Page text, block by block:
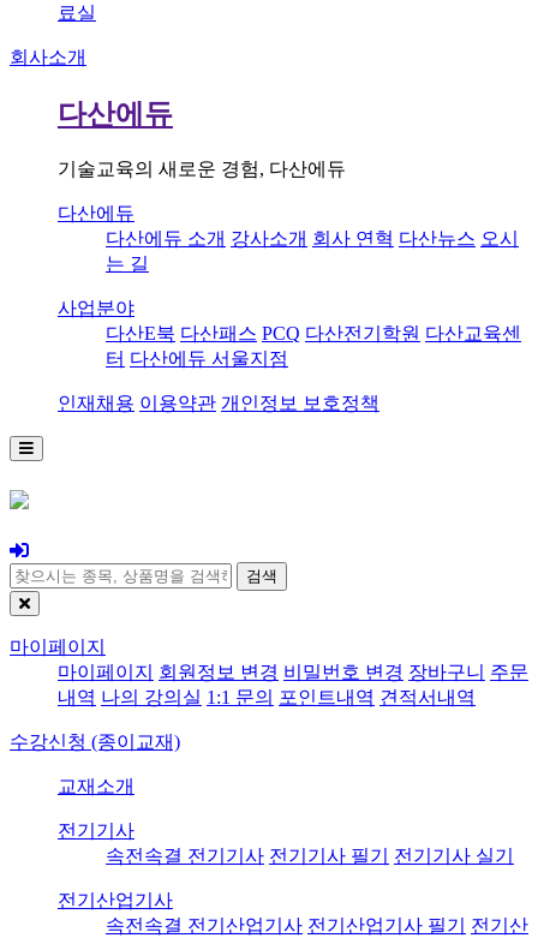
료실
회사소개
다산에듀
기술교육의 새로운 경험, 다산에듀
다산에듀
다산에듀 소개 강사소개 회사 연혁 다산뉴스 오시
는 길
사업분야
다산E북 다산패스 PCQ 다산전기학원 다산교육센
터 다산에듀 서울지점
인재채용 이용약관 개인정보 보호정책
검색
마이페이지
마이페이지
회원정보 변경 비밀번호 변경 장바구니 주문
내역 나의 강의실 1:1 문의 포인트내역 견적서내역
수강신청 (종이교재)
교재소개
전기기사
속전속결 전기기사 전기기사 필기 전기기사 실기
전기산업기사
속전속결 전기산업기사 전기산업기사 필기
전기산